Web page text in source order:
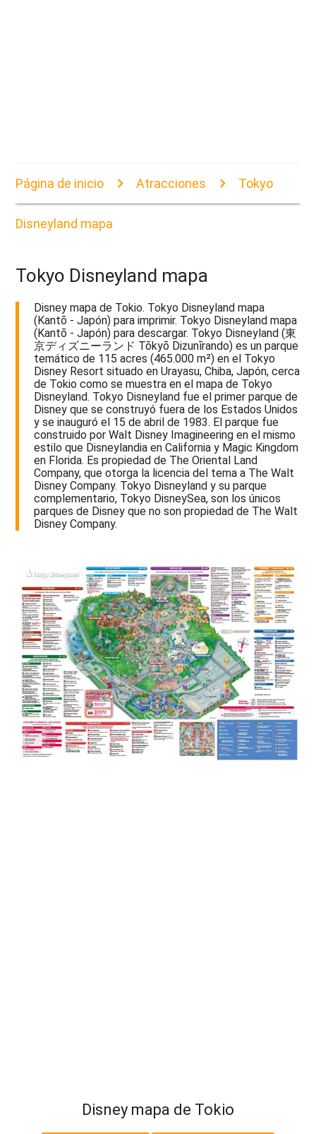
Página de inicio Atracciones Tokyo
Disneyland mapa
Tokyo Disneyland mapa
Disney mapa de Tokio. Tokyo Disneyland mapa
(Kantō - Japón) para imprimir. Tokyo Disneyland mapa
(Kantō - Japón) para descargar. Tokyo Disneyland (東
京ディズニーランド Tōkyō Dizunīrando) es un parque
temático de 115 acres (465.000 m²) en el Tokyo
Disney Resort situado en Urayasu, Chiba, Japón, cerca
de Tokio como se muestra en el mapa de Tokyo
Disneyland. Tokyo Disneyland fue el primer parque de
Disney que se construyó fuera de los Estados Unidos
y se inauguró el 15 de abril de 1983. El parque fue
construido por Walt Disney Imagineering en el mismo
estilo que Disneylandia en California y Magic Kingdom
en Florida. Es propiedad de The Oriental Land
Company, que otorga la licencia del tema a The Walt
Disney Company. Tokyo Disneyland y su parque
complementario, Tokyo DisneySea, son los únicos
parques de Disney que no son propiedad de The Walt
Disney Company.
Disney mapa de Tokio